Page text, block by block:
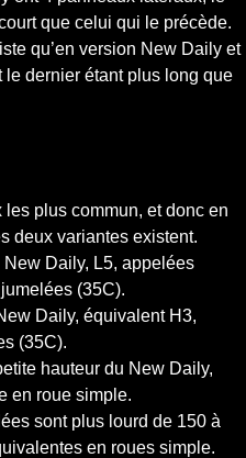
que celui qui le précède.
qu’en version New Daily et
dernier étant plus long que
plus commun, et donc en
deux variantes existent.
Daily, L5, appelées
(35C).
Daily, équivalent H3,
(35C).
hauteur du New Daily,
en roue simple.
sont plus lourd de 150 à
en roues simple.